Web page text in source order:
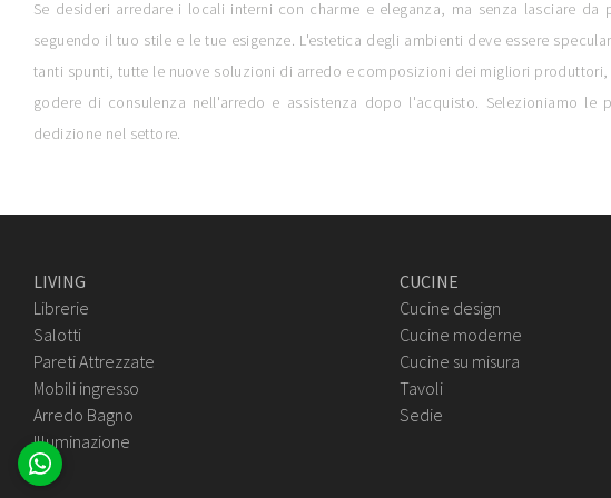
Se desideri arredare i locali interni con charme e eleganza, ma senza lasciare
seguendo il tuo stile e le tue esigenze. L'estetica degli ambienti deve essere
tanti spunti, tutte le nuove soluzioni di arredo e composizioni dei migliori
godere di consulenza nell'arredo e assistenza dopo l'acquisto. Selezioniamo
dedizione nel settore.
LIVING
Librerie
Salotti
Pareti Attrezzate
Mobili ingresso
Arredo Bagno
Illuminazione
CUCINE
Cucine design
Cucine moderne
Cucine su misura
Tavoli
Sedie